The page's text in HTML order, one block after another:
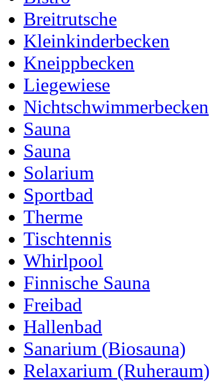
Breitrutsche
Kleinkinderbecken
Kneippbecken
Liegewiese
Nichtschwimmerbecken
Sauna
Sauna
Solarium
Sportbad
Therme
Tischtennis
Whirlpool
Finnische Sauna
Freibad
Hallenbad
Sanarium (Biosauna)
Relaxarium (Ruheraum)